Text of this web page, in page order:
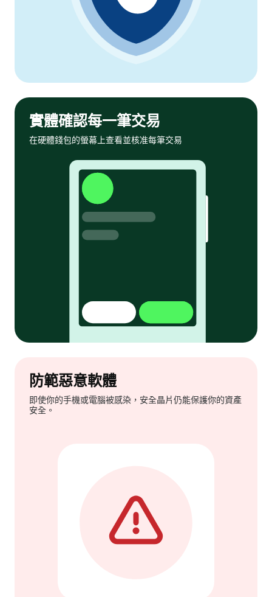
實體確認每一筆交易
在硬體錢包的螢幕上查看並核准每筆交易
防範惡意軟體
即使你的手機或電腦被感染，安全晶片仍能保護你的資產
安全。